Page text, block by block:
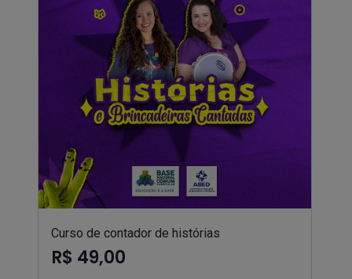
Curso de contador de histórias
R$ 49,00